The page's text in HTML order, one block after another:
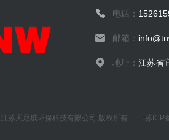
电话：
邮箱：
地址： 江苏省
苏天尼威环保科技有限公司 版权所有 苏ICP